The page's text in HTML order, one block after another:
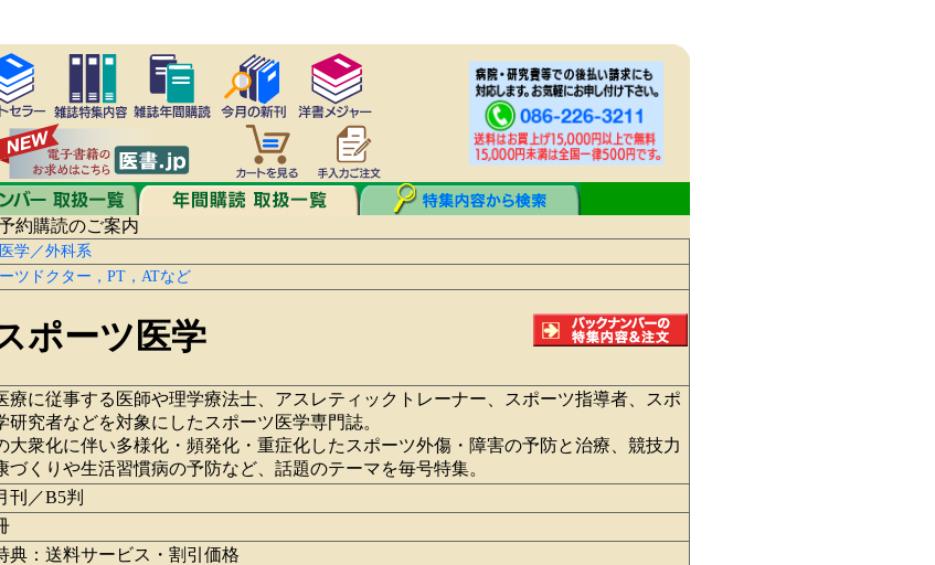
約購読のご案内
学／外科系
ツドクター，PT，ATなど
ポーツ医学
療に従事する医師や理学療法士、アスレティックトレーナー、スポーツ指導者、スポ
研究者などを対象にしたスポーツ医学専門誌。
大衆化に伴い多様化・頻発化・重症化したスポーツ外傷・障害の予防と治療、競技力
づくりや生活習慣病の予防など、話題のテーマを毎号特集。
刊／B5判
典：送料サービス・割引価格